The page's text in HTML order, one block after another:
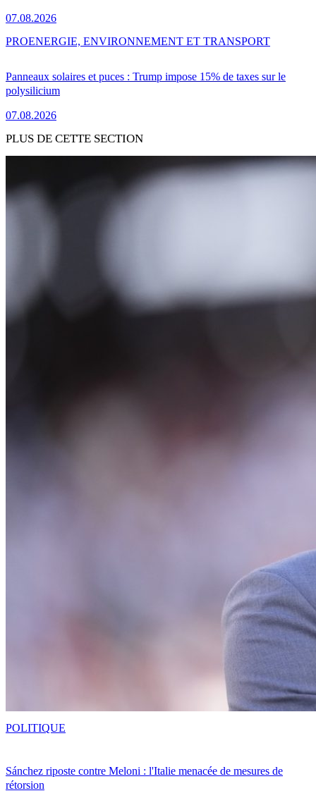
07.08.2026
Panneaux solaires et puces : Trump impose 15% de taxes sur le
polysilicium
07.08.2026
PROENERGIE, ENVIRONNEMENT ET TRANSPORT
PLUS DE CETTE SECTION
Sánchez riposte contre Meloni : l'Italie menacée de mesures de
rétorsion
POLITIQUE